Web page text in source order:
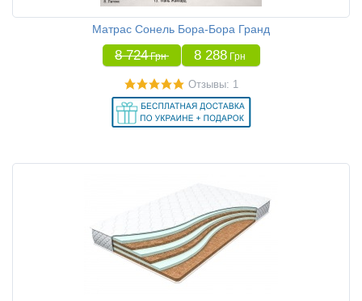
Матрас Сонель Бора-Бора Гранд
8 724 Грн 8 288 Грн
Отзывы: 1